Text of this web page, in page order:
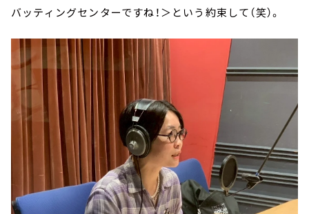
バッティングセンターですね！＞という約束して（笑）。